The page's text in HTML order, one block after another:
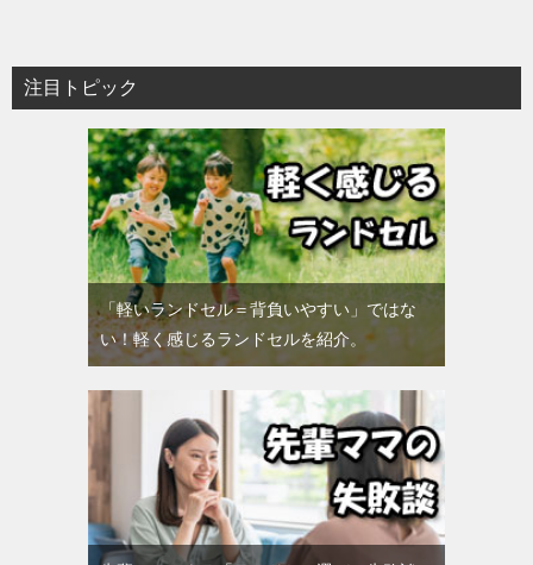
注目トピック
「軽いランドセル＝背負いやすい」ではな
い！軽く感じるランドセルを紹介。